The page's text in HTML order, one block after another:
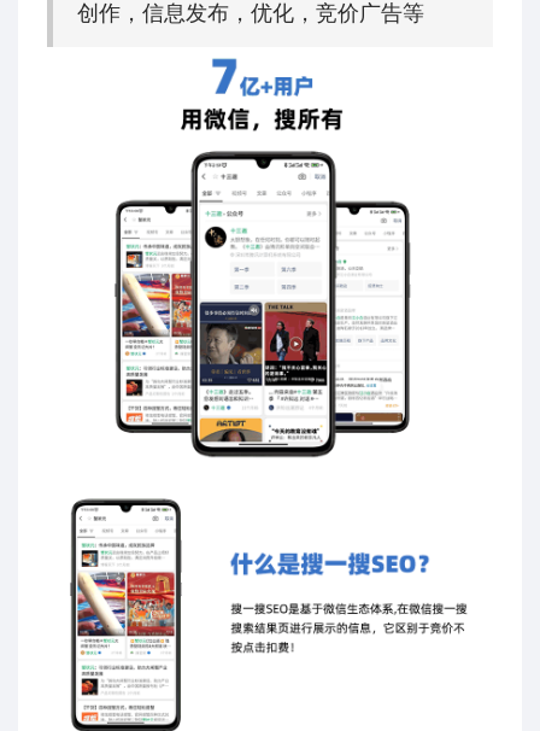
创作，信息发布，优化，竞价广告等